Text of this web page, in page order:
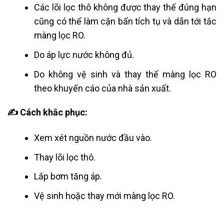
Các lõi lọc thô không được thay thế đúng hạn
cũng có thể làm cặn bẩn tích tụ và dẫn tới tắc
màng lọc RO.
Do áp lực nước không đủ.
Do không vệ sinh và thay thế màng lọc RO
theo khuyến cáo của nhà sản xuất.
✍ Cách khắc phục:
Xem xét nguồn nước đầu vào.
Thay lõi lọc thô.
Lắp bơm tăng áp.
Vệ sinh hoặc thay mới màng lọc RO.